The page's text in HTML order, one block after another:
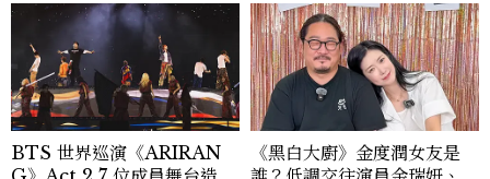
BTS 世界巡演《ARIRAN
《黑白大廚》金度潤女友是